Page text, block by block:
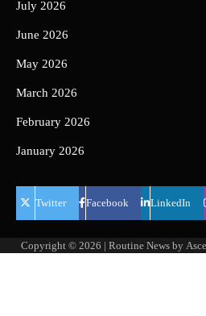
July 2026
June 2026
May 2026
March 2026
February 2026
January 2026
Twitter Facebook LinkedIn
Copyright © 2026 | Routine News by